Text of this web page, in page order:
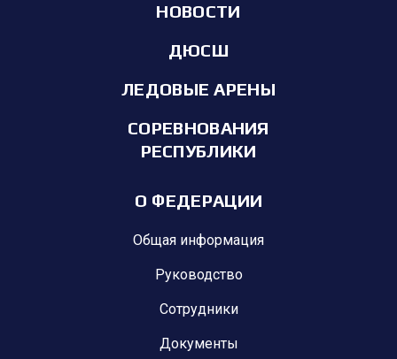
НОВОСТИ
ДЮСШ
ЛЕДОВЫЕ АРЕНЫ
СОРЕВНОВАНИЯ
РЕСПУБЛИКИ
О ФЕДЕРАЦИИ
Общая информация
Руководство
Сотрудники
Документы